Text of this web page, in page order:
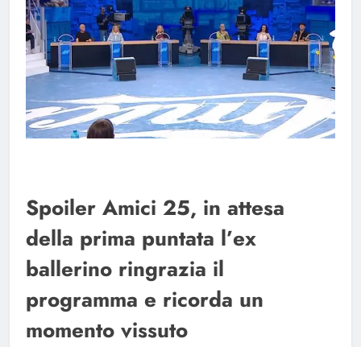
Spoiler Amici 25, in attesa
della prima puntata l’ex
ballerino ringrazia il
programma e ricorda un
momento vissuto